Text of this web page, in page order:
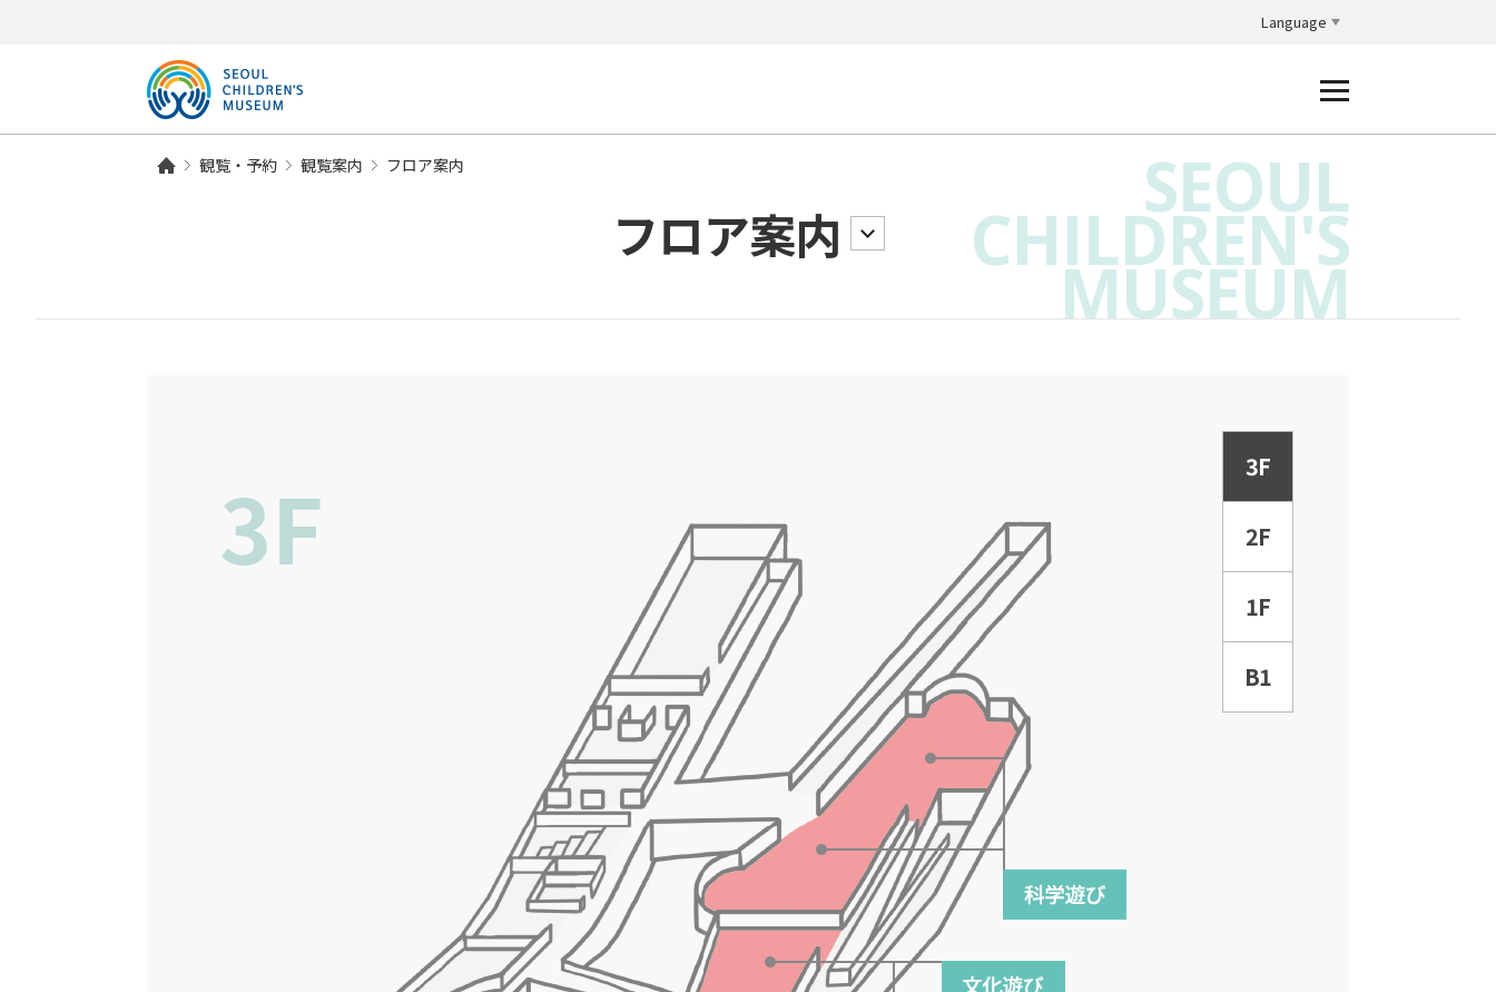
Language
観覧・予約 観覧案内 フロア案内 SEOUL
CHILDREN'S
MUSEUM
フロア案内
3F
2F
1F
B1